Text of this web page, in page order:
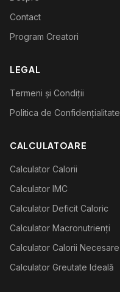
Contact
Program Creatori
LEGAL
Termeni și Condiții
Politica de Confidențialitate
CALCULATOARE
Calculator Calorii
Calculator IMC
Calculator Deficit Caloric
Calculator Macronutrienți
Calculator Calorii Necesare
Calculator Greutate Ideală